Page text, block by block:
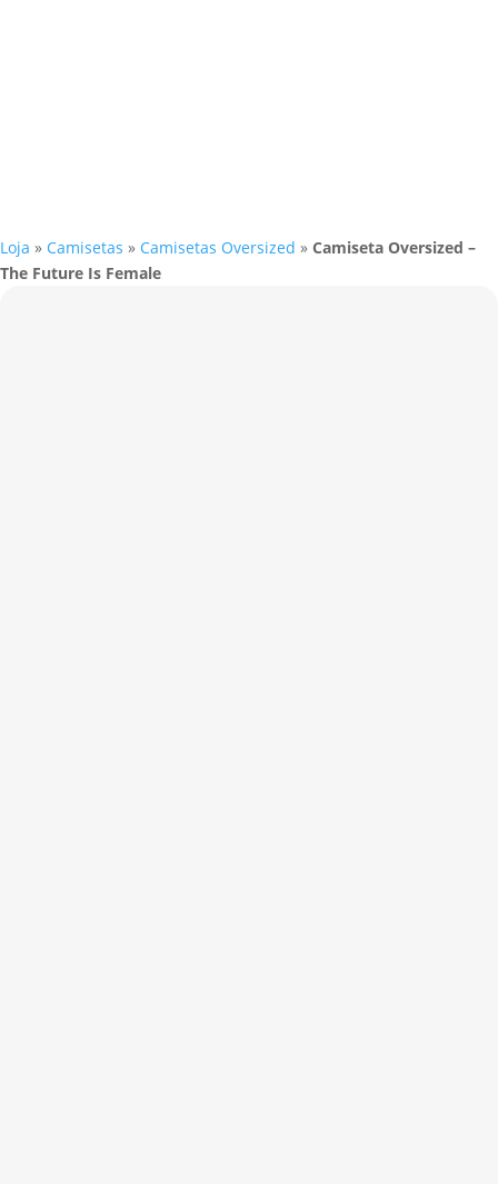
Loja » Camisetas » Camisetas Oversized » Camiseta Oversized –
The Future Is Female